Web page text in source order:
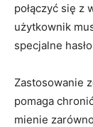
połączyć się z
użytkownik
specjalne
Zastosowanie
pomaga
mienie